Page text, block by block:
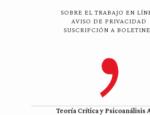
SOBRE EL TRABAJO EN
AVISO DE PRIVACIDAD
SUSCRIPCIÓN A
Teoría Crítica y Psicoanálisis